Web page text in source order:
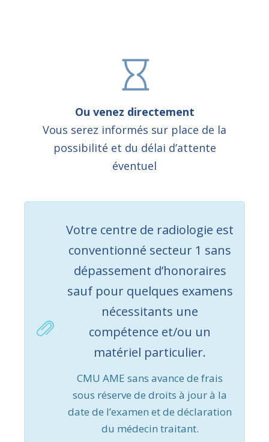
Ou venez directement
Vous serez informés sur place de la
possibilité et du délai d’attente
éventuel
Votre centre de radiologie est
conventionné secteur 1 sans
dépassement d’honoraires
sauf pour quelques examens
nécessitants une
compétence et/ou un
matériel particulier.
CMU AME sans avance de frais
sous réserve de droits à jour à la
date de l’examen et de déclaration
du médecin traitant.